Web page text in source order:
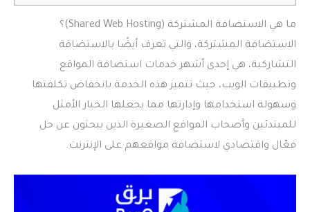
ما هي الاستضافة المشتركة (Shared Web Hosting)؟
الاستضافة المشتركة، والتي تعرف أيضًا بالاستضافة
التشاركية، هي إحدى أشهر خدمات استضافة المواقع
وتطبيقات الويب، حيث تتميز هذه الخدمة بانخفاض تكلفتها
وسهولة استخدامها وإدارتها مما يجعلها الخيار الأمثل
للمبتدئين وأصحاب المواقع الصغيرة الذين يبحثون عن حل
فعّال واقتصادي لاستضافة مواقعهم على الإنترنت.